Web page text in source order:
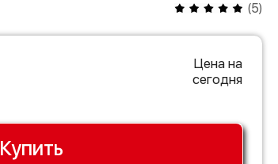
(5)
Цена на
сегодня
Купить